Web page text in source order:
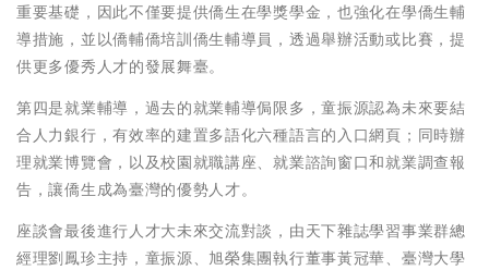
重要基礎，因此不僅要提供僑生在學獎學金，也強化在學僑生輔
導措施，並以僑輔僑培訓僑生輔導員，透過舉辦活動或比賽，提
供更多優秀人才的發展舞臺。
第四是就業輔導，過去的就業輔導侷限多，童振源認為未來要結
合人力銀行，有效率的建置多語化六種語言的入口網頁；同時辦
理就業博覽會，以及校園就職講座、就業諮詢窗口和就業調查報
告，讓僑生成為臺灣的優勢人才。
座談會最後進行人才大未來交流對談，由天下雜誌學習事業群總
經理劉鳳珍主持，童振源、旭榮集團執行董事黃冠華、臺灣大學